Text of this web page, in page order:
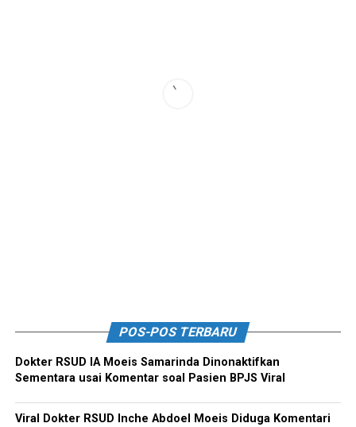
POS-POS TERBARU
Dokter RSUD IA Moeis Samarinda Dinonaktifkan
Sementara usai Komentar soal Pasien BPJS Viral
Viral Dokter RSUD Inche Abdoel Moeis Diduga Komentari